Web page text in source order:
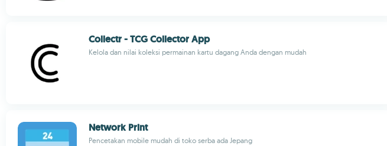
Collectr - TCG Collector App
Kelola dan nilai koleksi permainan kartu dagang Anda dengan mudah
Network Print
Pencetakan mobile mudah di toko serba ada Jepang